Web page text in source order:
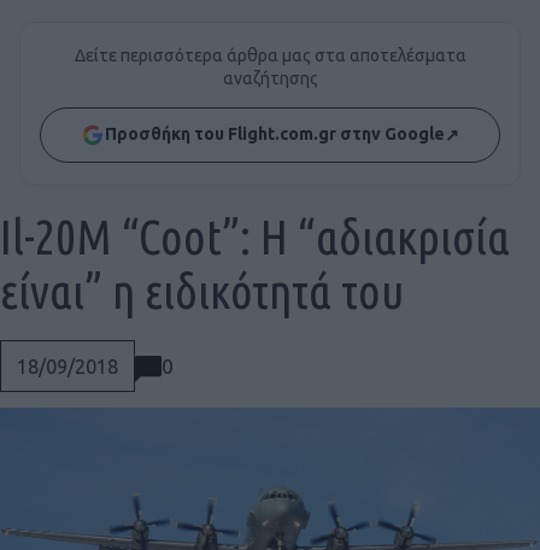
Δείτε περισσότερα άρθρα μας στα αποτελέσματα
αναζήτησης
Προσθήκη του Flight.com.gr στην Google↗
18/09/2018 0
Il-20M “Coot”: Η “αδιακρισία
είναι” η ειδικότητά του